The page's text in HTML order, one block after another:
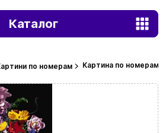
Каталог
по номерам Картина по номерам